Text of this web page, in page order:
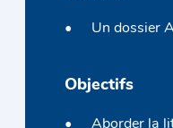
Un dossier
Objectifs
Aborder la